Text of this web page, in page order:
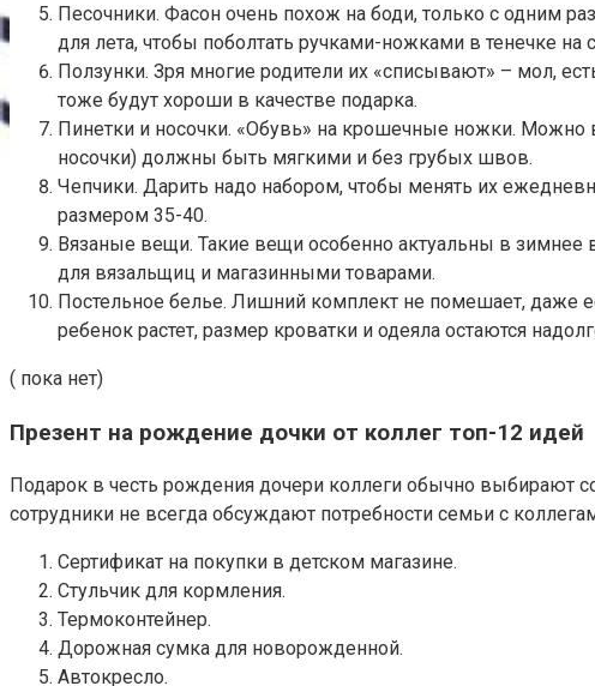
Песочники. Фасон очень похож на боди, только с одним
для лета, чтобы поболтать ручками-ножками в тенечке на
Ползунки. Зря многие родители их «списывают» – мол,
тоже будут хороши в качестве подарка.
Пинетки и носочки. «Обувь» на крошечные ножки. Можно
носочки) должны быть мягкими и без грубых швов.
Чепчики. Дарить надо набором, чтобы менять их
размером 35-40.
Вязаные вещи. Такие вещи особенно актуальны в
для вязальщиц и магазинными товарами.
Постельное белье. Лишний комплект не помешает, даже
ребенок растет, размер кроватки и одеяла остаются
( пока нет)
Презент на рождение дочки от коллег топ-12 идей
Подарок в честь рождения дочери коллеги обычно выбирают
сотрудники не всегда обсуждают потребности семьи с
Сертификат на покупки в детском магазине.
Стульчик для кормления.
Термоконтейнер.
Дорожная сумка для новорожденной.
Автокресло.